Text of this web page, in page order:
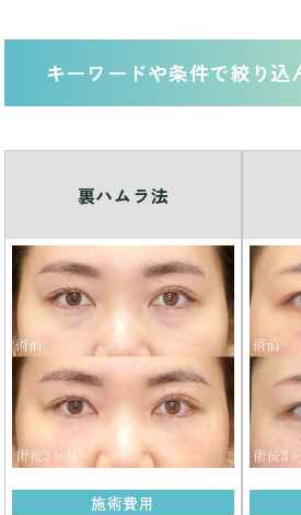
キーワードや条件で絞り込
裏ハムラ法
施術費用